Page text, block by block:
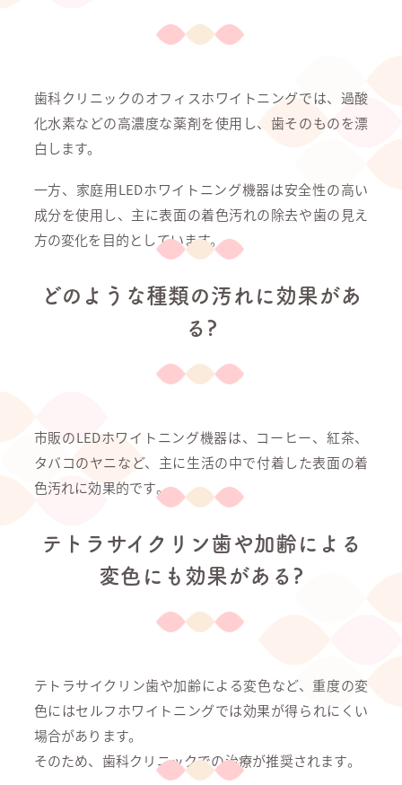
歯科クリニックのオフィスホワイトニングでは、過酸
化水素などの高濃度な薬剤を使用し、歯そのものを漂
白します。
一方、家庭用LEDホワイトニング機器は安全性の高い
成分を使用し、主に表面の着色汚れの除去や歯の見え
方の変化を目的としています。
どのような種類の汚れに効果があ
る?
市販のLEDホワイトニング機器は、コーヒー、紅茶、
タバコのヤニなど、主に生活の中で付着した表面の着
色汚れに効果的です。
テトラサイクリン歯や加齢による
変色にも効果がある?
テトラサイクリン歯や加齢による変色など、重度の変
色にはセルフホワイトニングでは効果が得られにくい
場合があります。
そのため、歯科クリニックでの治療が推奨されます。